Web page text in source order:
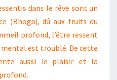
dans le rêve sont un
(Bhoga), dû aux fruits du
profond, l’être ressent
mental est troublé. De cette
aussi le plaisir et la